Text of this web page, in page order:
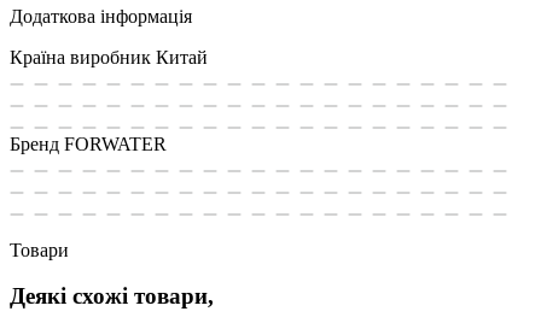
Додаткова інформація
Країна виробник Китай
Бренд FORWATER
Товари
Деякі схожі товари,